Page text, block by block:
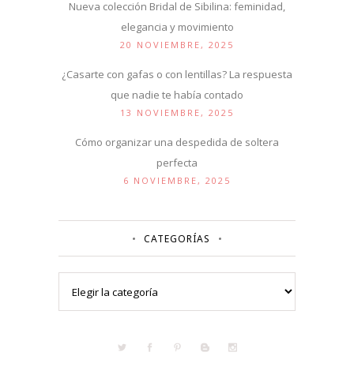
Nueva colección Bridal de Sibilina: feminidad,
elegancia y movimiento
20 NOVIEMBRE, 2025
¿Casarte con gafas o con lentillas? La respuesta
que nadie te había contado
13 NOVIEMBRE, 2025
Cómo organizar una despedida de soltera
perfecta
6 NOVIEMBRE, 2025
CATEGORÍAS